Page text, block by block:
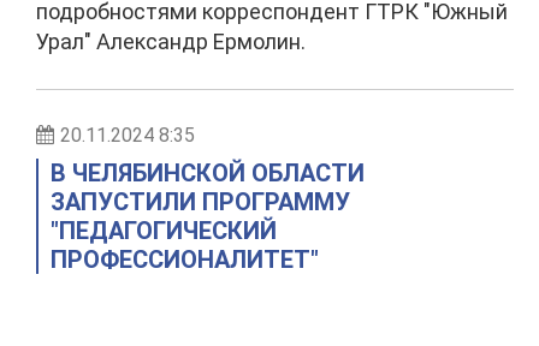
подробностями корреспондент ГТРК "Южный
Урал" Александр Ермолин.
20.11.2024 8:35
В ЧЕЛЯБИНСКОЙ ОБЛАСТИ
ЗАПУСТИЛИ ПРОГРАММУ
"ПЕДАГОГИЧЕСКИЙ
ПРОФЕССИОНАЛИТЕТ"